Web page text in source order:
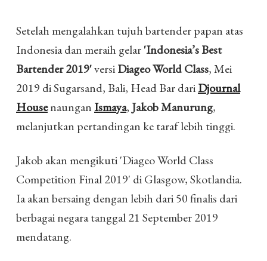
Setelah mengalahkan tujuh bartender papan atas
Indonesia dan meraih gelar'Indonesia’s Best
Bartender 2019'versiDiageo World Class, Mei
2019 di Sugarsand, Bali, Head Bar dariDjournal
HousenaunganIsmaya, Jakob Manurung,
melanjutkan pertandingan ke taraf lebih tinggi.
Jakob akan mengikuti 'Diageo World Class
Competition Final 2019' di Glasgow, Skotlandia.
Ia akan bersaing dengan lebih dari 50 finalis dari
berbagai negara tanggal 21 September 2019
mendatang.